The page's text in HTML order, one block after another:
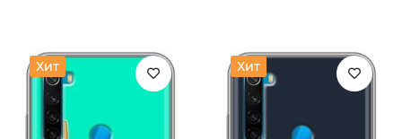
Хит Хит